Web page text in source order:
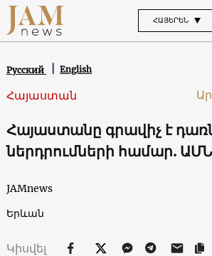
ՀԱՅԵՐԵՆ
Русский English
Հայաստան
Հայաստանը գրավիչ է
ներդրումների համար.
JAMnews
Երևան
Կիսվել